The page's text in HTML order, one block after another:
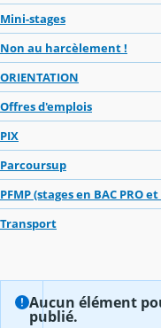
Mini-stages
Non au harcèlement !
ORIENTATION
Offres d'emplois
PIX
Parcoursup
PFMP (stages en BAC PRO
Transport
Aucun élément
publié.